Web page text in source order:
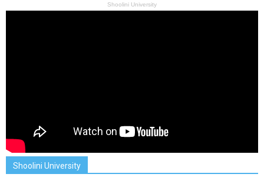
Shoolini University
Shoolini University